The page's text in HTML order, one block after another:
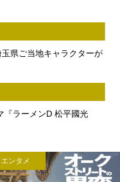
県ご当地キャラクターが
ラーメンD 松平國光
エンタメ